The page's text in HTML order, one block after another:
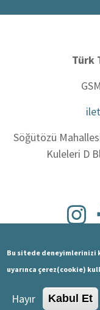
Türk
Söğütözü
Kuleleri D
Bu sitede deneyimlerinizi
uyarınca çerez(cookie)
Hayır Kabul Et